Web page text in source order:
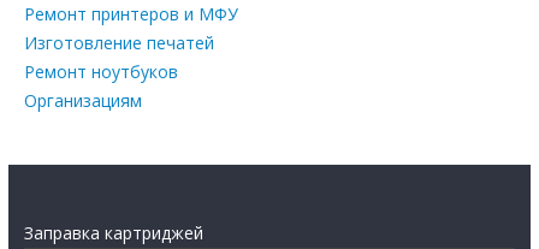
Ремонт принтеров и МФУ
Изготовление печатей
Ремонт ноутбуков
Организациям
Заправка картриджей